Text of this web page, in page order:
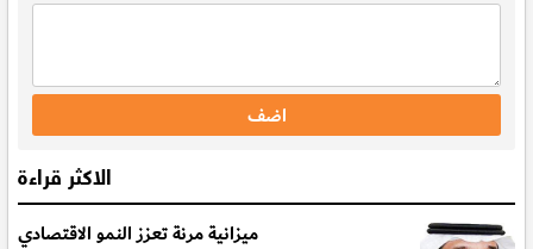
الاكثر قراءة
ميزانية مرنة تعزز النمو الاقتصادي